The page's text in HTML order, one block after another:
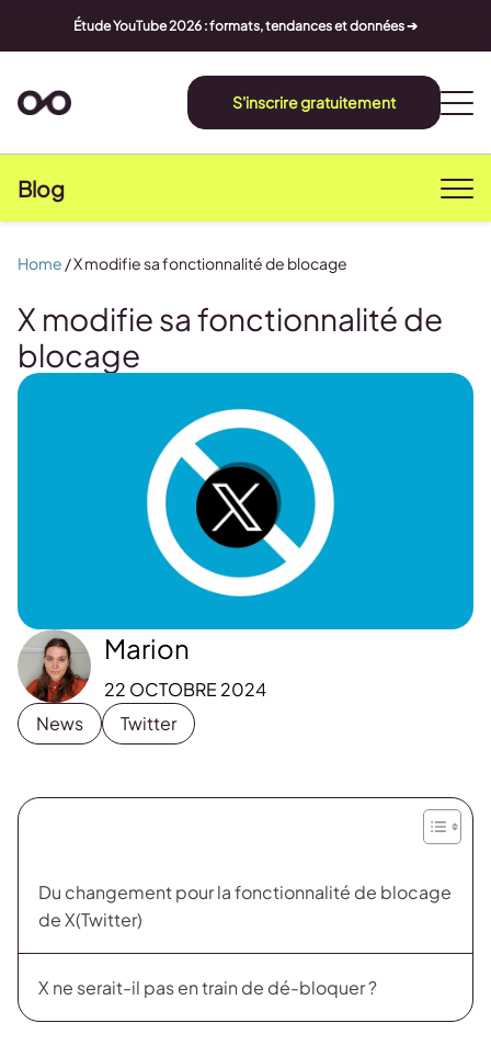
Étude YouTube 2026 : formats, tendances et données ➔
S'inscrire gratuitement
Blog
X modifie sa fonctionnalité de
blocage
Marion
22 OCTOBRE 2024
News
Twitter
Home /X modifie sa fonctionnalité de blocage
Du changement pour la fonctionnalité de blocage
de X(Twitter)
X ne serait-il pas en train de dé-bloquer ?